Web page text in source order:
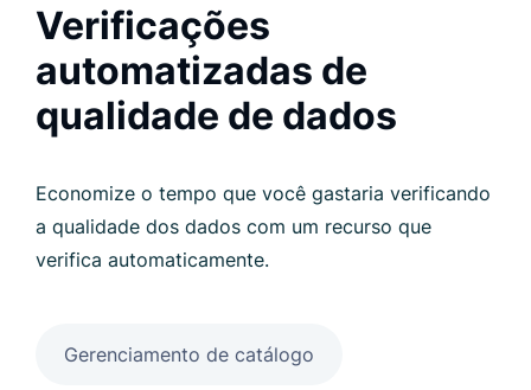
Verificações
automatizadas de
qualidade de dados
Economize o tempo que você gastaria verificando
a qualidade dos dados com um recurso que
verifica automaticamente.
Gerenciamento de catálogo